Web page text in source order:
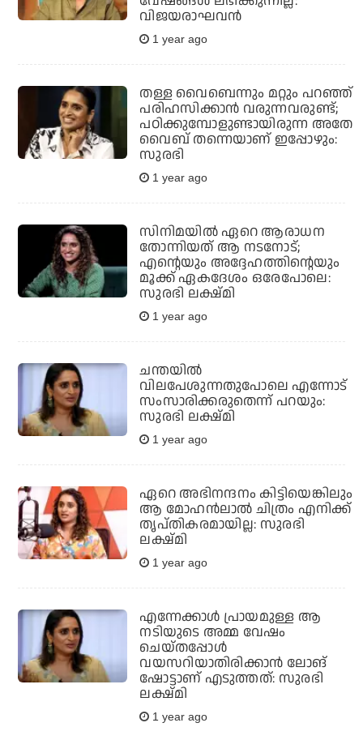
വിജയരാഘവന്‍
1 year ago
തള്ള വൈബെന്നും മറ്റും പറഞ്ഞ്
പരിഹസിക്കാന്‍ വരുന്നവരുണ്ട്;
പഠിക്കുമ്പോളുണ്ടായിരുന്ന അതേ
വൈബ് തന്നെയാണ് ഇപ്പോഴും:
സുരഭി
1 year ago
സിനിമയില്‍ ഏറെ ആരാധന
തോന്നിയത് ആ നടനോട്;
എന്റെയും അദ്ദേഹത്തിന്റെയും
മൂക്ക് ഏകദേശം ഒരേപോലെ:
സുരഭി ലക്ഷ്മി
1 year ago
ചന്തയില്‍
വിലപേശുന്നതുപോലെ എന്നോട്
സംസാരിക്കരുതെന്ന് പറയും:
സുരഭി ലക്ഷ്മി
1 year ago
ഏറെ അഭിനന്ദനം കിട്ടിയെങ്കിലും
ആ മോഹന്‍ലാല്‍ ചിത്രം എനിക്ക്
തൃപ്തികരമായില്ല: സുരഭി
ലക്ഷ്മി
1 year ago
എന്നേക്കാള്‍ പ്രായമുള്ള ആ
നടിയുടെ അമ്മ വേഷം
ചെയ്തപ്പോള്‍
വയസറിയാതിരിക്കാന്‍ ലോങ്
ഷോട്ടാണ് എടുത്തത്: സുരഭി
ലക്ഷ്മി
1 year ago